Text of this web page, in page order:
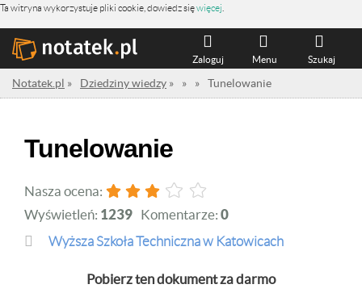
Ta witryna wykorzystuje pliki cookie, dowiedz sięwięcej
Szukaj
Menu
Zaloguj
Notatek.pl » Dziedziny wiedzy » » » Tunelowanie
Tunelowanie
Nasza ocena:
Wyświetleń: 1239 Komentarze: 0
Wyższa Szkoła Techniczna w Katowicach
Pobierz ten dokument za darmo